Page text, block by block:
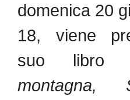
domenica 20
18, viene
suo
montagna,